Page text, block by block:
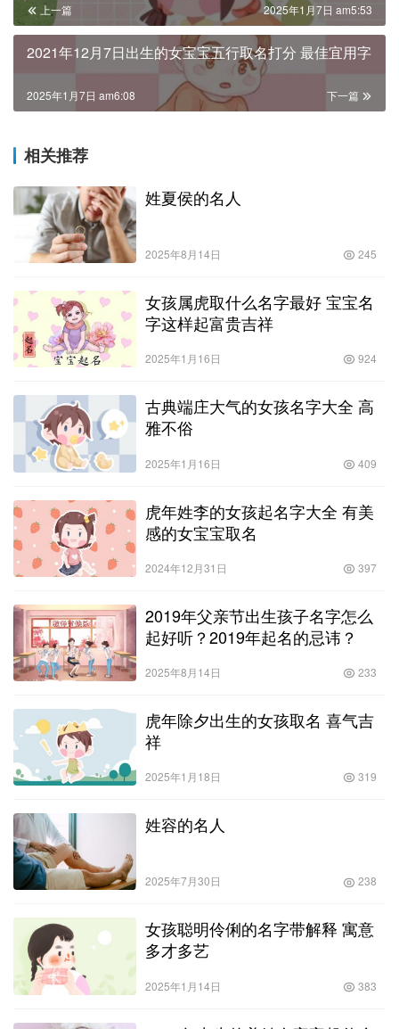
上一篇 2025年1月7日 am5:53
2021年12月7日出生的女宝宝五行取名打分 最佳宜用字
下一篇
2025年1月7日 am6:08
相关推荐
姓夏侯的名人
2025年8月14日 245
女孩属虎取什么名字最好 宝宝名
字这样起富贵吉祥
2025年1月16日 924
古典端庄大气的女孩名字大全 高
雅不俗
2025年1月16日 409
虎年姓李的女孩起名字大全 有美
感的女宝宝取名
2024年12月31日 397
2019年父亲节出生孩子名字怎么
起好听？2019年起名的忌讳？
2025年8月14日 233
虎年除夕出生的女孩取名 喜气吉
祥
2025年1月18日 319
姓容的名人
2025年7月30日 238
女孩聪明伶俐的名字带解释 寓意
多才多艺
2025年1月14日 383